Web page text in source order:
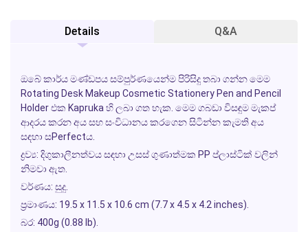
Details Q&A
ඔබේ කාර්ය මණ්ඩපය සම්පුර්ණයෙන්ම පිරිසිදු තබා ගන්න මෙම
Rotating Desk Makeup Cosmetic Stationery Pen and Pencil
Holderඑක Kaprukaහි ලබා ගත හැක. මෙම ගබඩා විසඳුම මැකප්
ආදරය කරන අය සහ සංවිධානය කරගෙන සිටින්න කැමති අය
සඳහා සPerfectය.
ද්‍රව්‍ය: දිගුකාලීනත්වය සඳහා උසස් ගුණාත්මක PP ප්ලාස්ටික් වලින්
නිමවා ඇත.
වර්ණය: සුදු.
ප්‍රමාණය: 19.5 x 11.5 x 10.6 cm (7.7 x 4.5 x 4.2 inches).
බර: 400g (0.88 lb).